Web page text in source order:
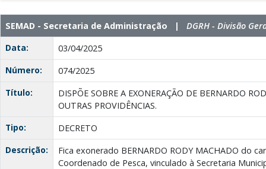
SEMAD - Secretaria de Administração | DGRH - Divisão
Data:
03/04/2025
Número:
074/2025
Título:
DISPÕE SOBRE A EXONERAÇÃO DE BERNARDO
OUTRAS PROVIDÊNCIAS.
Tipo:
DECRETO
Descrição:
Fica exonerado BERNARDO RODY MACHADO do
Coordenado de Pesca, vinculado à Secretaria